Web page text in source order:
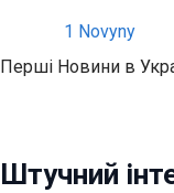
вмісту
1 Novyny
Перші Новини в
Штучний